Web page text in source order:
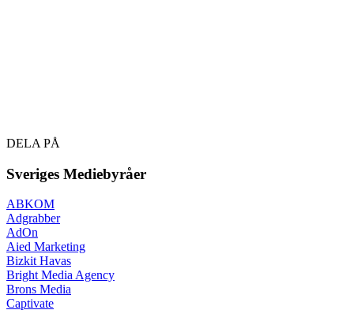
DELA PÅ
Sveriges Mediebyråer
ABKOM
Adgrabber
AdOn
Aied Marketing
Bizkit Havas
Bright Media Agency
Brons Media
Captivate